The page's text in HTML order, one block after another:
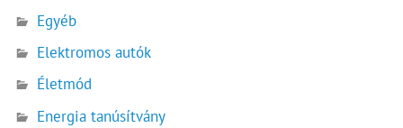
Egyéb
Elektromos autók
Életmód
Energia tanúsítvány